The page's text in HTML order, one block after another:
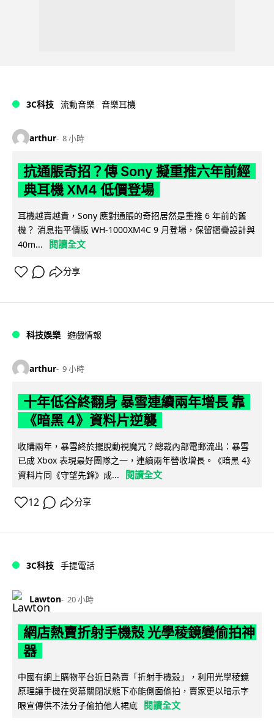
3C科技 流動音樂 音樂耳機
arthur 8 小時
抗通脹奇招？傳 Sony 擬重推六年前經
典耳機 XM4 低價登場
耳機越賣越貴，Sony 應對通脹的奇招居然是重推 6 年前的舊
機？ 消息指平價版 WH-1000XM4C 9 月登場，保留摺疊設計與
40m...
閱讀全文
分享
科技娛樂 遊戲情報
arthur 9 小時
十年低谷終翻身 暴雪連續兩年增長 靠
《暗黑 4》資料片逆襲
收購兩年，暴雪終於擺脫動視魔咒？總裁內部電郵流出：暴雪
已成 Xbox 表現最好團隊之一，連續兩年營收增長。《暗黑 4》
資料片同《守望先鋒》成...
閱讀全文
12 分享
3C科技 手提電話
Lawton 20 小時
網店熱賣折射手機殼 光學稜鏡變偷拍神
器
中國有網上購物平台近日熱賣「折射手機殼」，利用光學稜鏡
原理讓手機在熒幕關閉狀態下亦能側面偷拍，賣家更以暗示字
眼宣傳供不法分子偷拍他人裙底
閱讀全文